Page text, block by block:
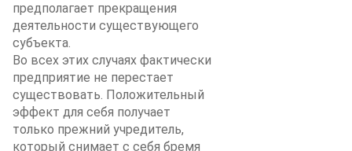
предполагает прекращения
деятельности существующего
субъекта.
Во всех этих случаях фактически
предприятие не перестает
существовать. Положительный
эффект для себя получает
только прежний учредитель,
который снимает с себя бремя